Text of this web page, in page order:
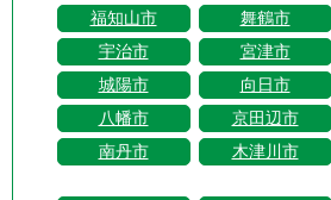
福知山市
舞鶴市
宇治市
宮津市
城陽市
向日市
八幡市
京田辺市
南丹市
木津川市